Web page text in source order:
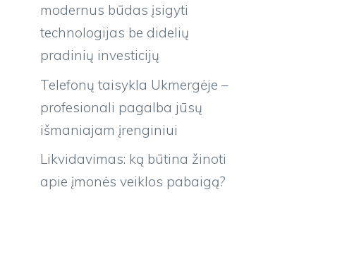
modernus būdas įsigyti
technologijas be didelių
pradinių investicijų
Telefonų taisykla Ukmergėje –
profesionali pagalba jūsų
išmaniajam įrenginiui
Likvidavimas: ką būtina žinoti
apie įmonės veiklos pabaigą?